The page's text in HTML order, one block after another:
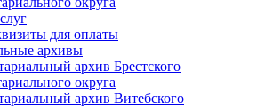
для оплаты
архивы
архив Брестского
округа
архив Витебского